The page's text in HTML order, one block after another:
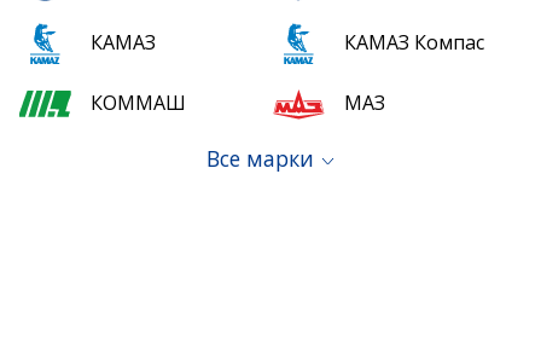
КАМАЗ КАМАЗ Компас
КОММАШ МАЗ
Все марки